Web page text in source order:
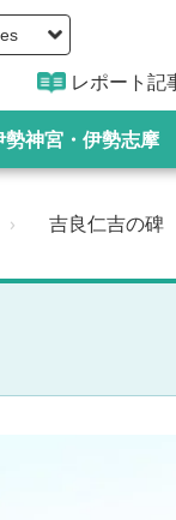
レポート記
勢神宮・伊勢志摩
› 吉良仁吉の碑